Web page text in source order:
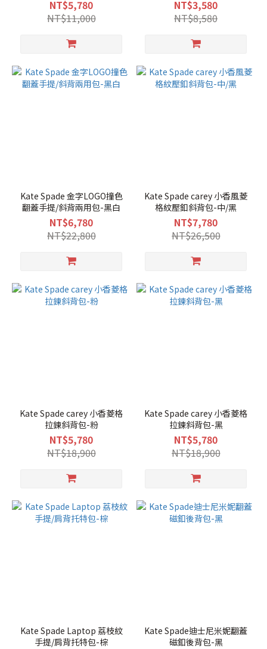
NT$5,780
NT$11,000
NT$3,580
NT$8,580
Kate Spade 金字LOGO撞色
翻蓋手提/斜背兩用包-黑白
NT$6,780
NT$22,800
Kate Spade carey 小香風菱
格紋壓釦斜背包-中/黑
NT$7,780
NT$26,500
Kate Spade carey 小香菱格
拉鍊斜背包-粉
NT$5,780
NT$18,900
Kate Spade carey 小香菱格
拉鍊斜背包-黑
NT$5,780
NT$18,900
Kate Spade Laptop 荔枝紋
手提/肩背托特包-棕
Kate Spade迪士尼米妮翻蓋
磁釦後背包-黑